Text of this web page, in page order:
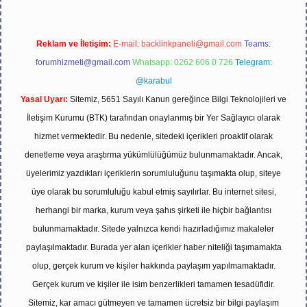
Reklam ve İletişim: E-mail: backlinkpaneli@gmail.com Teams:
forumhizmeti@gmail.com Whatsapp: 0262 606 0 726 Telegram:
@karabul
Yasal Uyarı: Sitemiz, 5651 Sayılı Kanun gereğince Bilgi Teknolojileri ve
İletişim Kurumu (BTK) tarafından onaylanmış bir Yer Sağlayıcı olarak
hizmet vermektedir. Bu nedenle, sitedeki içerikleri proaktif olarak
denetleme veya araştırma yükümlülüğümüz bulunmamaktadır. Ancak,
üyelerimiz yazdıkları içeriklerin sorumluluğunu taşımakta olup, siteye
üye olarak bu sorumluluğu kabul etmiş sayılırlar. Bu internet sitesi,
herhangi bir marka, kurum veya şahıs şirketi ile hiçbir bağlantısı
bulunmamaktadır. Sitede yalnızca kendi hazırladığımız makaleler
paylaşılmaktadır. Burada yer alan içerikler haber niteliği taşımamakta
olup, gerçek kurum ve kişiler hakkında paylaşım yapılmamaktadır.
Gerçek kurum ve kişiler ile isim benzerlikleri tamamen tesadüfidir.
Sitemiz, kar amacı gütmeyen ve tamamen ücretsiz bir bilgi paylaşım